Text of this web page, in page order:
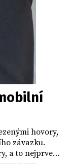
hovory,
závazku.
a to nejprve